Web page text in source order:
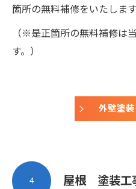
箇所の無料補修をいたします
（※是正箇所の無料補修は
す。）
外壁塗装
屋根 塗装工
４